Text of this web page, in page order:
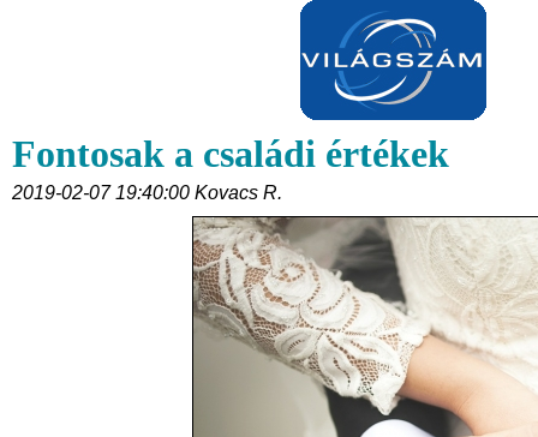
Fontosak a családi értékek
2019-02-07 19:40:00 Kovacs R.